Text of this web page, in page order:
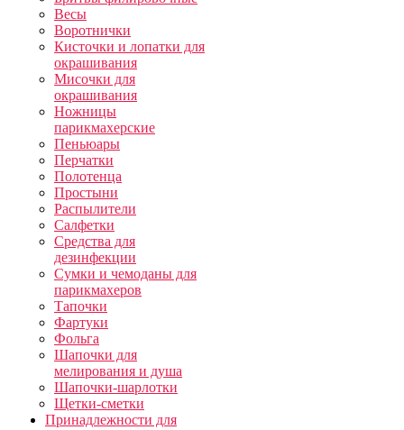
Весы
Воротнички
Кисточки и лопатки для
окрашивания
Мисочки для
окрашивания
Ножницы
парикмахерские
Пеньюары
Перчатки
Полотенца
Простыни
Распылители
Салфетки
Средства для
дезинфекции
Сумки и чемоданы для
парикмахеров
Тапочки
Фартуки
Фольга
Шапочки для
мелирования и душа
Шапочки-шарлотки
Щетки-сметки
Принадлежности для